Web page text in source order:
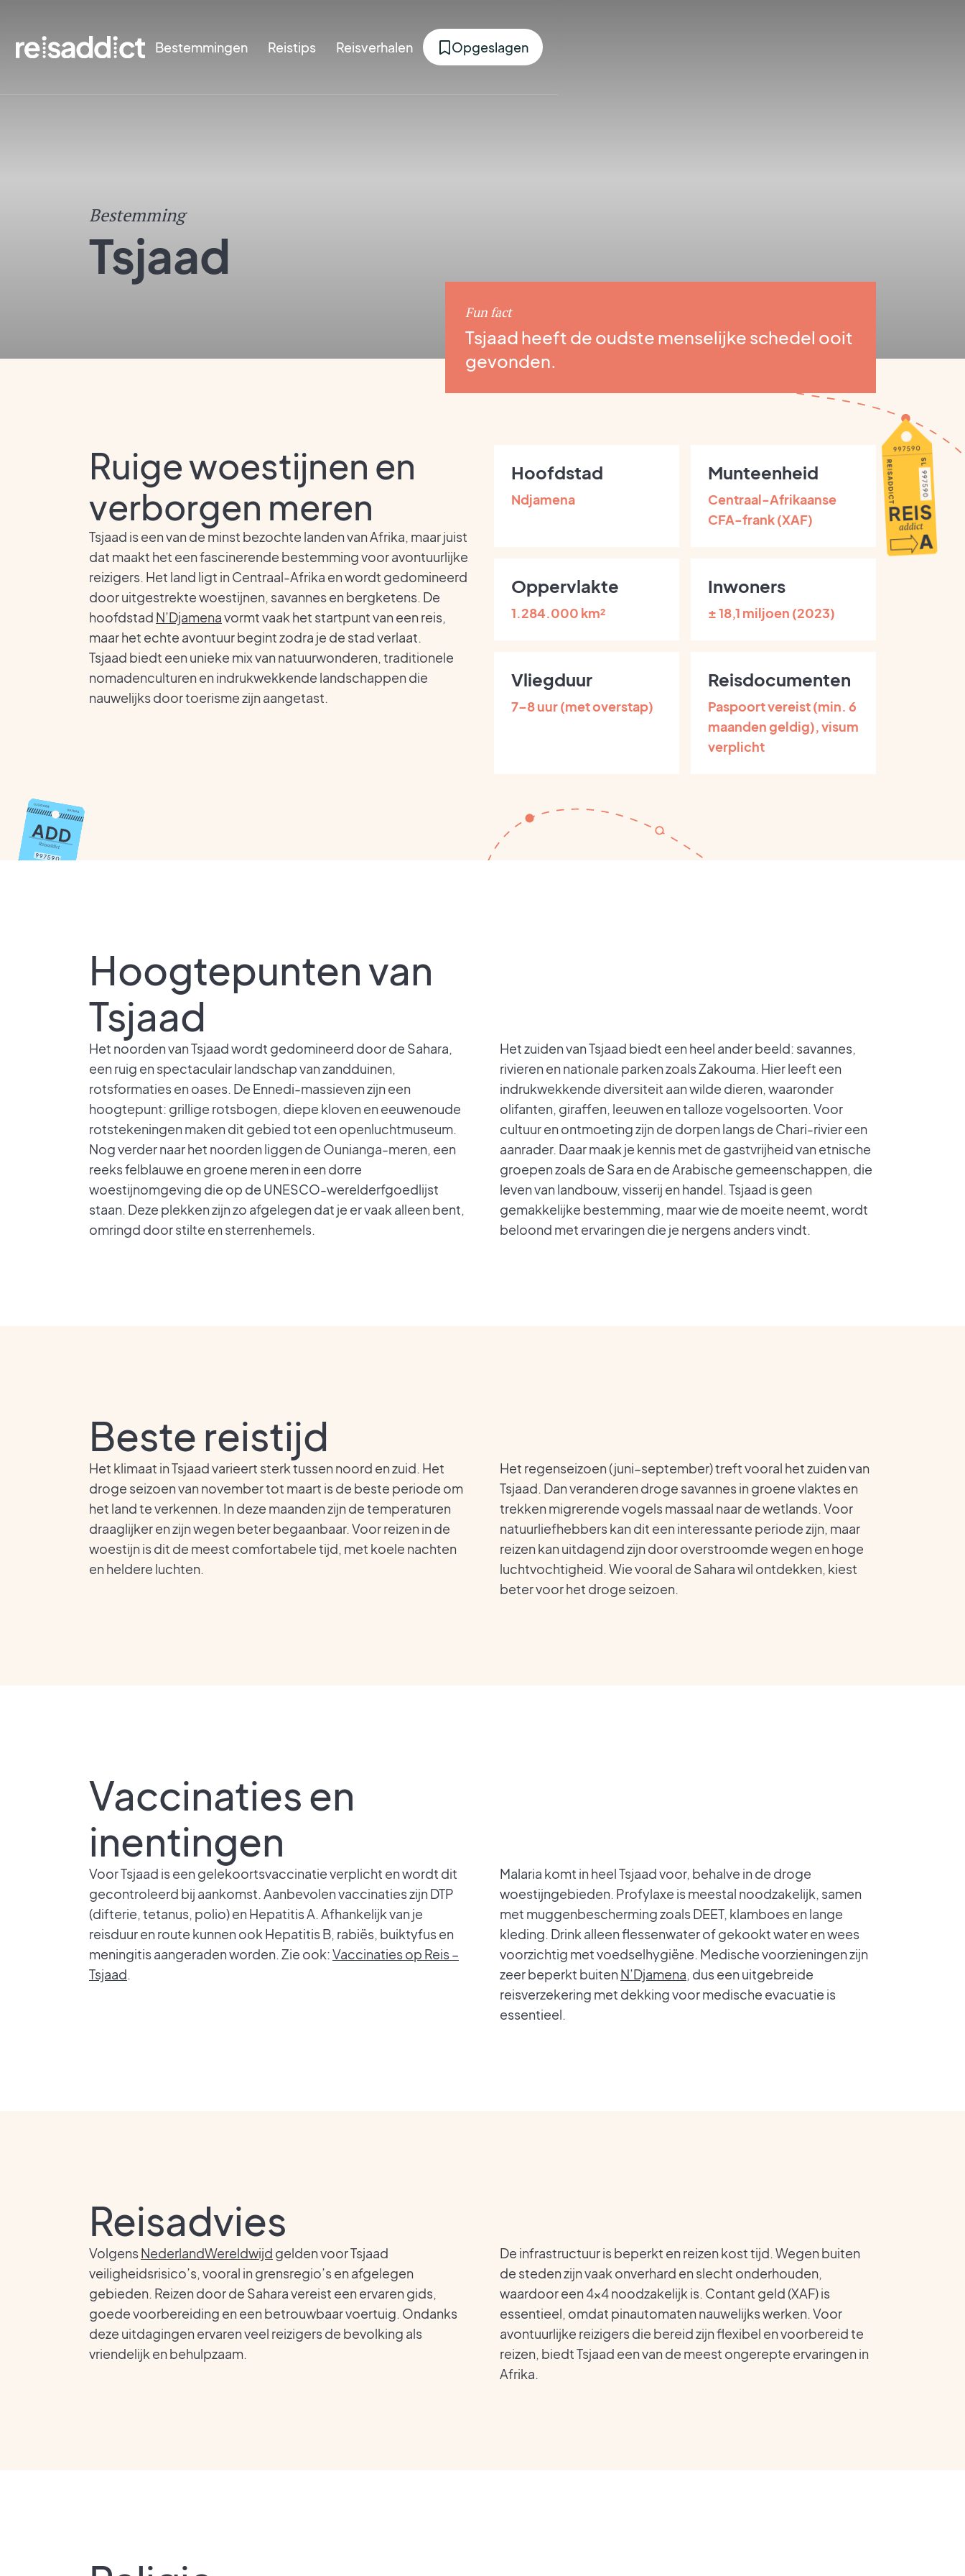
Bestemmingen Reistips Reisverhalen Opgeslagen
Bestemming
Tsjaad
Fun fact
Tsjaad heeft de oudste menselijke schedel ooit
gevonden.
Ruige woestijnen en
verborgen meren
Tsjaad is een van de minst bezochte landen van Afrika, maar juist
dat maakt het een fascinerende bestemming voor avontuurlijke
reizigers. Het land ligt in Centraal-Afrika en wordt gedomineerd
door uitgestrekte woestijnen, savannes en bergketens. De
hoofdstad N’Djamenavormt vaak het startpunt van een reis,
maar het echte avontuur begint zodra je de stad verlaat.
Tsjaad biedt een unieke mix van natuurwonderen, traditionele
nomadenculturen en indrukwekkende landschappen die
nauwelijks door toerisme zijn aangetast.
Hoofdstad
Ndjamena
Munteenheid
Centraal-Afrikaanse
CFA-frank (XAF)
Oppervlakte
1.284.000 km²
Inwoners
± 18,1 miljoen (2023)
Vliegduur
7–8 uur (met overstap)
Reisdocumenten
Paspoort vereist (min. 6
maanden geldig), visum
verplicht
Hoogtepunten van
Tsjaad
Het noorden van Tsjaad wordt gedomineerd door de Sahara,
een ruig en spectaculair landschap van zandduinen,
rotsformaties en oases. De Ennedi-massieven zijn een
hoogtepunt: grillige rotsbogen, diepe kloven en eeuwenoude
rotstekeningen maken dit gebied tot een openluchtmuseum.
Nog verder naar het noorden liggen de Ounianga-meren, een
reeks felblauwe en groene meren in een dorre
woestijnomgeving die op de UNESCO-werelderfgoedlijst
staan. Deze plekken zijn zo afgelegen dat je er vaak alleen bent,
omringd door stilte en sterrenhemels.
Het zuiden van Tsjaad biedt een heel ander beeld: savannes,
rivieren en nationale parken zoals Zakouma. Hier leeft een
indrukwekkende diversiteit aan wilde dieren, waaronder
olifanten, giraffen, leeuwen en talloze vogelsoorten. Voor
cultuur en ontmoeting zijn de dorpen langs de Chari-rivier een
aanrader. Daar maak je kennis met de gastvrijheid van etnische
groepen zoals de Sara en de Arabische gemeenschappen, die
leven van landbouw, visserij en handel. Tsjaad is geen
gemakkelijke bestemming, maar wie de moeite neemt, wordt
beloond met ervaringen die je nergens anders vindt.
Beste reistijd
Het klimaat in Tsjaad varieert sterk tussen noord en zuid. Het
droge seizoen van november tot maart is de beste periode om
het land te verkennen. In deze maanden zijn de temperaturen
draaglijker en zijn wegen beter begaanbaar. Voor reizen in de
woestijn is dit de meest comfortabele tijd, met koele nachten
en heldere luchten.
Het regenseizoen (juni–september) treft vooral het zuiden van
Tsjaad. Dan veranderen droge savannes in groene vlaktes en
trekken migrerende vogels massaal naar de wetlands. Voor
natuurliefhebbers kan dit een interessante periode zijn, maar
reizen kan uitdagend zijn door overstroomde wegen en hoge
luchtvochtigheid. Wie vooral de Sahara wil ontdekken, kiest
beter voor het droge seizoen.
Vaccinaties en
inentingen
Voor Tsjaad is een gelekoortsvaccinatie verplicht en wordt dit
gecontroleerd bij aankomst. Aanbevolen vaccinaties zijn DTP
(difterie, tetanus, polio) en Hepatitis A. Afhankelijk van je
reisduur en route kunnen ook Hepatitis B, rabiës, buiktyfus en
meningitis aangeraden worden. Zie ook:Vaccinaties op Reis –
Tsjaad.
Malaria komt in heel Tsjaad voor, behalve in de droge
woestijngebieden. Profylaxe is meestal noodzakelijk, samen
met muggenbescherming zoals DEET, klamboes en lange
kleding. Drink alleen flessenwater of gekookt water en wees
voorzichtig met voedselhygiëne. Medische voorzieningen zijn
zeer beperkt buitenN’Djamena, dus een uitgebreide
reisverzekering met dekking voor medische evacuatie is
essentieel.
Reisadvies
VolgensNederlandWereldwijd gelden voor Tsjaad
veiligheidsrisico’s, vooral in grensregio’s en afgelegen
gebieden. Reizen door de Sahara vereist een ervaren gids,
goede voorbereiding en een betrouwbaar voertuig. Ondanks
deze uitdagingen ervaren veel reizigers de bevolking als
vriendelijk en behulpzaam.
De infrastructuur is beperkt en reizen kost tijd. Wegen buiten
de steden zijn vaak onverhard en slecht onderhouden,
waardoor een 4×4 noodzakelijk is. Contant geld (XAF) is
essentieel, omdat pinautomaten nauwelijks werken. Voor
avontuurlijke reizigers die bereid zijn flexibel en voorbereid te
reizen, biedt Tsjaad een van de meest ongerepte ervaringen in
Afrika.